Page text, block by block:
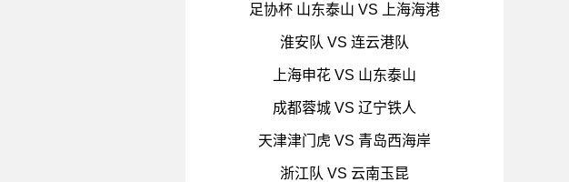
足协杯 山东泰山 VS 上海海港
淮安队 VS 连云港队
上海申花 VS 山东泰山
成都蓉城 VS 辽宁铁人
天津津门虎 VS 青岛西海岸
浙江队 VS 云南玉昆